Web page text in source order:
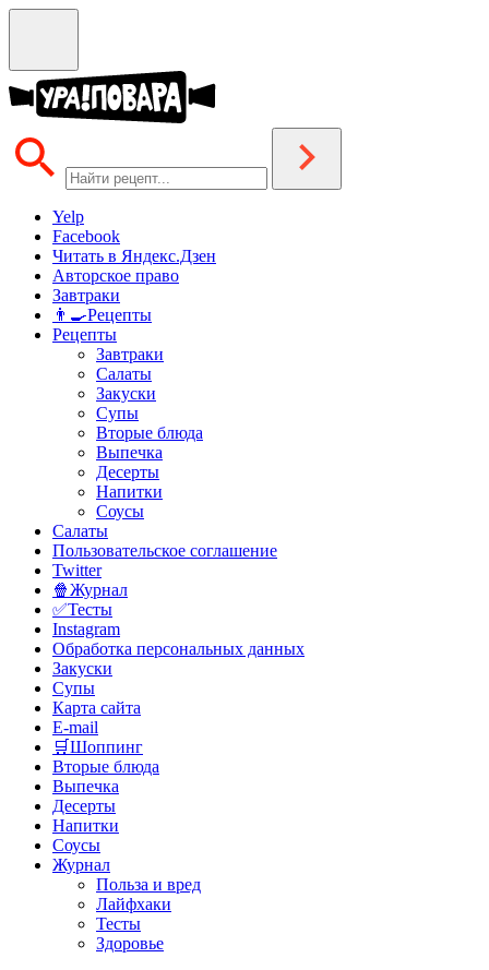
Yelp
Facebook
Читать в Яндекс.Дзен
Авторское право
Завтраки
👨‍🍳Рецепты
Рецепты
Завтраки
Салаты
Закуски
Супы
Вторые блюда
Выпечка
Десерты
Напитки
Соусы
Салаты
Пользовательское соглашение
Twitter
🍿Журнал
✅Тесты
Instagram
Обработка персональных данных
Закуски
Супы
Карта сайта
E-mail
🛒Шоппинг
Вторые блюда
Выпечка
Десерты
Напитки
Соусы
Журнал
Польза и вред
Лайфхаки
Тесты
Здоровье